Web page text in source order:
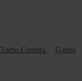
Turbo Compra
Ganhe